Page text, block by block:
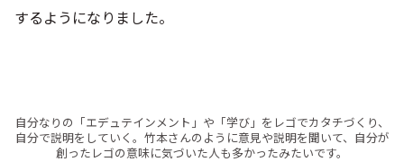
するようになりました。
自分なりの「エデュテインメント」や「学び」をレゴでカタチづくり、
自分で説明をしていく。竹本さんのように意見や説明を聞いて、自分が
創ったレゴの意味に気づいた人も多かったみたいです。